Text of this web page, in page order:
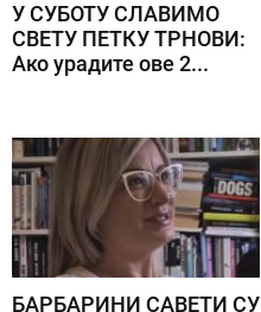
У СУБОТУ СЛАВИМО
СВЕТУ ПЕТКУ ТРНОВИ:
Ако урадите ове 2...
БАРБАРИНИ САВЕТИ СУ